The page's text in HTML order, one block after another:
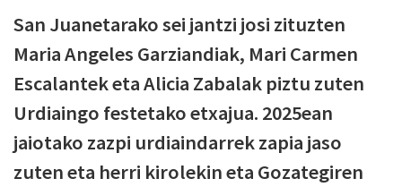
San Juanetarako sei jantzi josi zituzten
Maria Angeles Garziandiak, Mari Carmen
Escalantek eta Alicia Zabalak piztu zuten
Urdiaingo festetako etxajua. 2025ean
jaiotako zazpi urdiaindarrek zapia jaso
zuten eta herri kirolekin eta Gozategiren